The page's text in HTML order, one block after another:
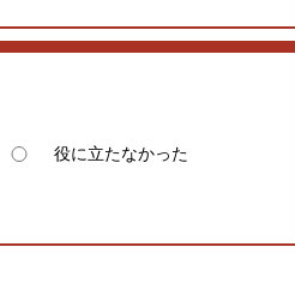
役に立たなかった